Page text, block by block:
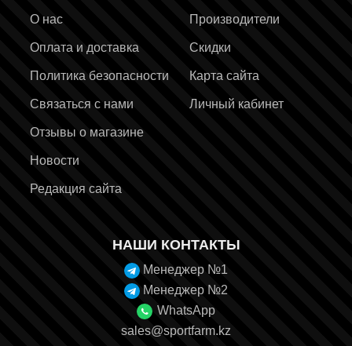
О нас
Оплата и доставка
Политика безопасности
Связаться с нами
Отзывы о магазине
Новости
Редакция сайта
Производители
Скидки
Карта сайта
Личный кабинет
НАШИ КОНТАКТЫ
Менеджер №1
Менеджер №2
WhatsApp
sales@sportfarm.kz